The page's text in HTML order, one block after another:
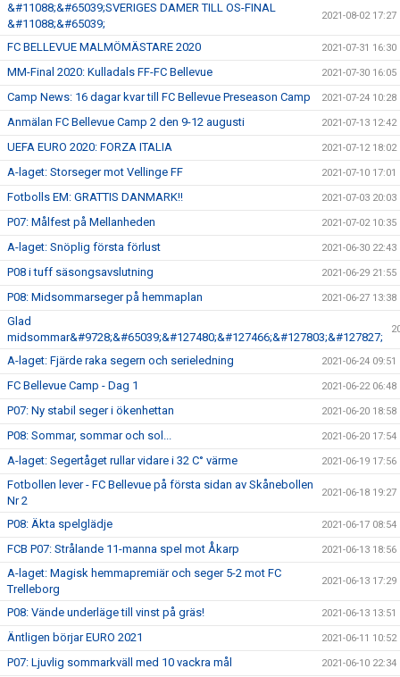
&#11088;&#65039;SVERIGES DAMER TILL OS-FINAL
&#11088;&#65039;
2021-08-02 17:27
FC BELLEVUE MALMÖMÄSTARE 2020 2021-07-31 16:30
MM-Final 2020: Kulladals FF-FC Bellevue 2021-07-30 16:05
Camp News: 16 dagar kvar till FC Bellevue Preseason Camp 2021-07-24 10:28
Anmälan FC Bellevue Camp 2 den 9-12 augusti 2021-07-13 12:42
UEFA EURO 2020: FORZA ITALIA 2021-07-12 18:02
A-laget: Storseger mot Vellinge FF 2021-07-10 17:01
Fotbolls EM: GRATTIS DANMARK!! 2021-07-03 20:03
P07: Målfest på Mellanheden 2021-07-02 10:35
A-laget: Snöplig första förlust 2021-06-30 22:43
P08 i tuff säsongsavslutning 2021-06-29 21:55
P08: Midsommarseger på hemmaplan 2021-06-27 13:38
Glad
midsommar&#9728;&#65039;&#127480;&#127466;&#127803;&#127827;
A-laget: Fjärde raka segern och serieledning 2021-06-24 09:51
FC Bellevue Camp - Dag 1 2021-06-22 06:48
P07: Ny stabil seger i ökenhettan 2021-06-20 18:58
P08: Sommar, sommar och sol... 2021-06-20 17:54
A-laget: Segertåget rullar vidare i 32 C° värme 2021-06-19 17:56
Fotbollen lever - FC Bellevue på första sidan av Skånebollen
Nr 2
2021-06-18 19:27
P08: Äkta spelglädje 2021-06-17 08:54
FCB P07: Strålande 11-manna spel mot Åkarp 2021-06-13 18:56
A-laget: Magisk hemmapremiär och seger 5-2 mot FC
Trelleborg
2021-06-13 17:29
P08: Vände underläge till vinst på gräs! 2021-06-13 13:51
Äntligen börjar EURO 2021 2021-06-11 10:52
P07: Ljuvlig sommarkväll med 10 vackra mål 2021-06-10 22:34